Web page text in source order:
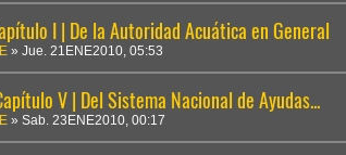
I | De la Autoridad Acuática en General
» Jue. 21ENE2010, 05:53
V | Del Sistema Nacional de Ayudas...
» Sab. 23ENE2010, 00:17